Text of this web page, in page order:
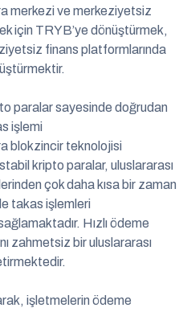
merkezi ve merkeziyetsiz
için TRYB’ye dönüştürmek,
finans platformlarında
paralar sayesinde doğrudan
işlemi
blokzincir teknolojisi
kripto paralar, uluslararası
çok daha kısa bir zaman
takas işlemleri
Hızlı ödeme
zahmetsiz bir uluslararası
işletmelerin ödeme